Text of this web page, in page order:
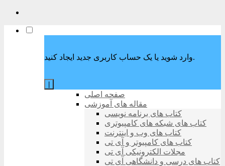
وارد شوید یا یک حساب کاربری جدید ایجاد کنید.
صفحه اصلی
مقاله های آموزشی
کتاب های برنامه نویسی
کتاب های شبکه های کامپیوتری
کتاب های وب و اینترنت
کتاب های کامپیوتر و آی تی
مجلات الکترونیکی آی تی
کتاب های درسی و دانشگاهی آی تی